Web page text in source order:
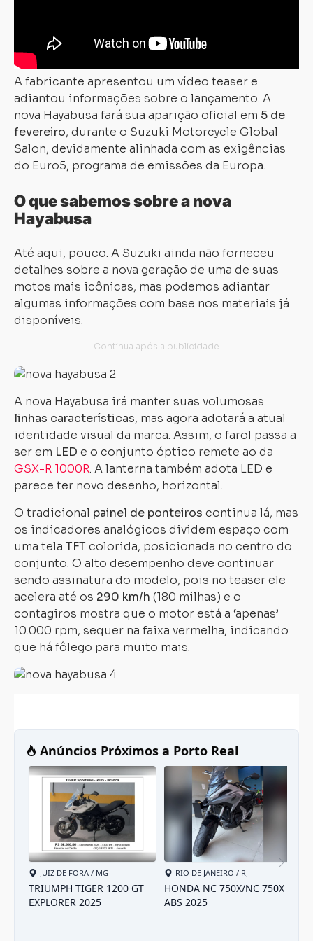
A fabricante apresentou um vídeo teaser e
adiantou informações sobre o lançamento. A
nova Hayabusa fará sua aparição oficial em 5 de
fevereiro, durante o Suzuki Motorcycle Global
Salon, devidamente alinhada com as exigências
do Euro5, programa de emissões da Europa.
O que sabemos sobre a nova
Hayabusa
Até aqui, pouco. A Suzuki ainda não forneceu
detalhes sobre a nova geração de uma de suas
motos mais icônicas, mas podemos adiantar
algumas informações com base nos materiais já
disponíveis.
A nova Hayabusa irá manter suas volumosas
linhas características, mas agora adotará a atual
identidade visual da marca. Assim, o farol passa a
ser em LED e o conjunto óptico remete ao da
GSX-R 1000R. A lanterna também adota LED e
parece ter novo desenho, horizontal.
O tradicional painel de ponteiros continua lá, mas
os indicadores analógicos dividem espaço com
uma tela TFT colorida, posicionada no centro do
conjunto. O alto desempenho deve continuar
sendo assinatura do modelo, pois no teaser ele
acelera até os 290 km/h (180 milhas) e o
contagiros mostra que o motor está a ‘apenas’
10.000 rpm, sequer na faixa vermelha, indicando
que há fôlego para muito mais.